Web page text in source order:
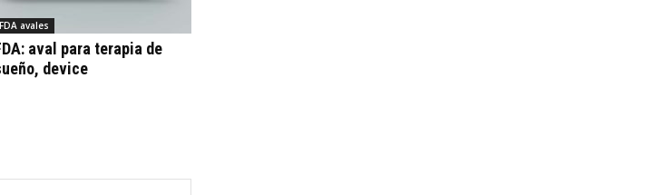
FDA avales
aval para terapia de
device